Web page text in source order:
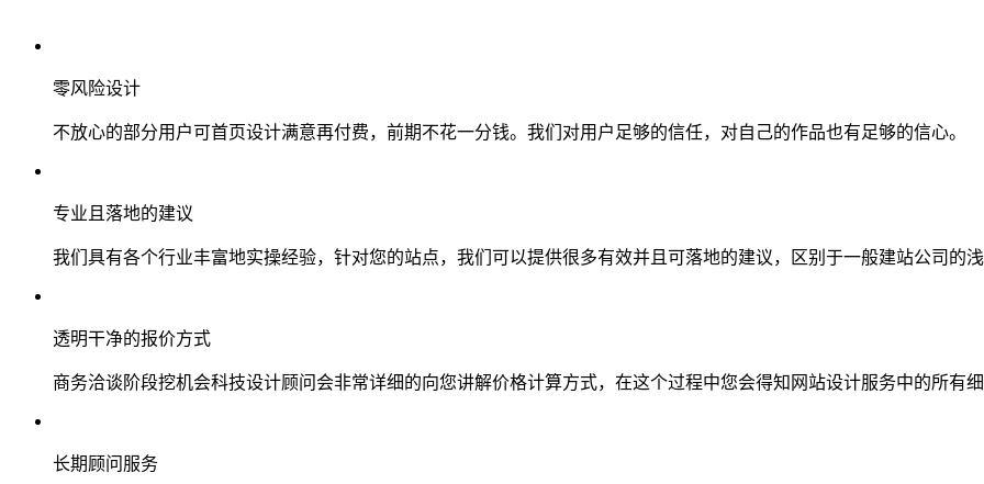
零风险设计
不放心的部分用户可首页设计满意再付费，前期不花一分钱。我们对用户足够的信任，对自己的作品也有足够的信心。
专业且落地的建议
我们具有各个行业丰富地实操经验，针对您的站点，我们可以提供很多有效并且可落地的建议，区别于一般建站公司的
透明干净的报价方式
商务洽谈阶段挖机会科技设计顾问会非常详细的向您讲解价格计算方式，在这个过程中您会得知网站设计服务中的所有
长期顾问服务